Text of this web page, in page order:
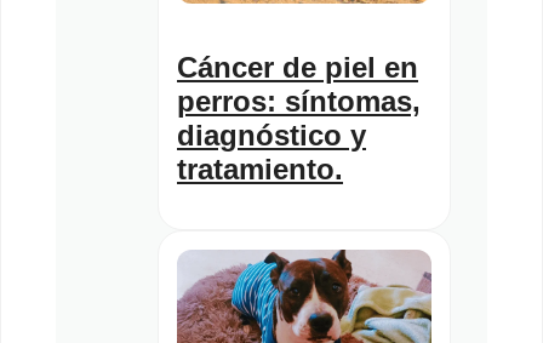
Cáncer de piel en
perros: síntomas,
diagnóstico y
tratamiento.